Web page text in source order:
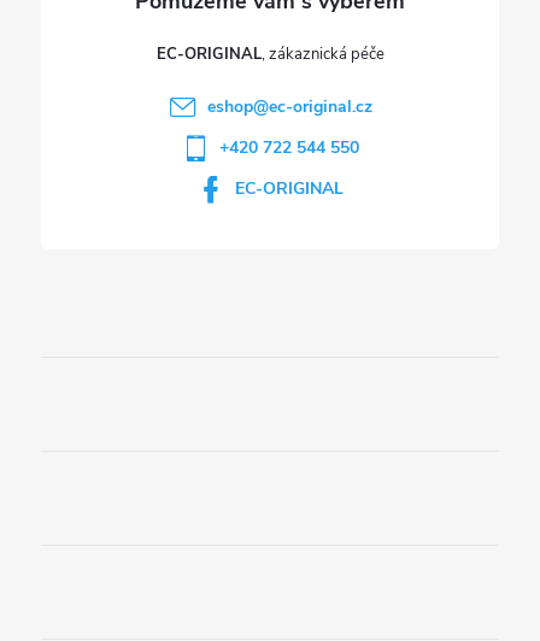
EC-ORIGINAL
eshop@ec-original.cz
+420 722 544 550
EC-ORIGINAL